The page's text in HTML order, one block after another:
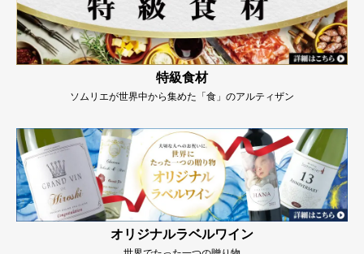
特級食材
ソムリエが世界中から集めた「食」のアルティザン
オリジナルラベルワイン